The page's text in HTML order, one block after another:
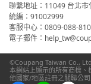
聯繫地址：11049 台北
統編：91002999
客服中心：0809-088-
電子郵件：
©Coupang Taiwan Co.,
本網站上顯示的所有商標
他國家/地區註冊之關聯公司